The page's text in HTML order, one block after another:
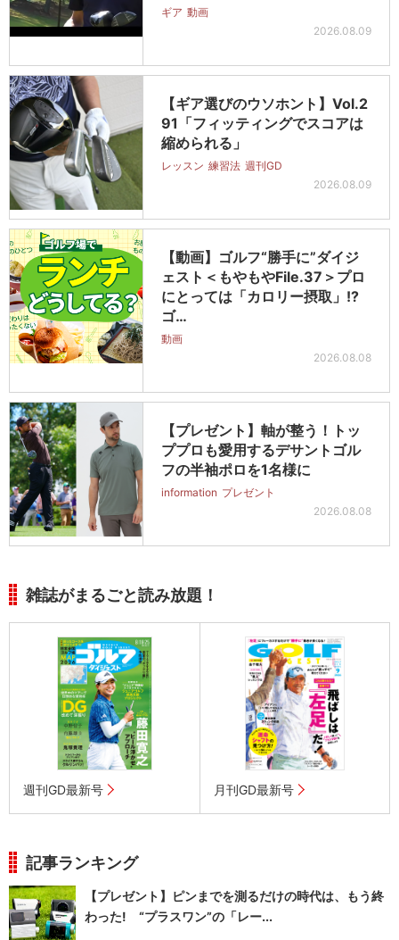
ギア 動画
2026.08.09
【ギア選びのウソホント】Vol.2
91「フィッティングでスコアは
縮められる」
レッスン 練習法 週刊GD
2026.08.09
【動画】ゴルフ“勝手に”ダイジ
ェスト＜もやもやFile.37＞プロ
にとっては「カロリー摂取」!?
ゴ…
動画
2026.08.08
【プレゼント】軸が整う！トッ
ププロも愛用するデサントゴル
フの半袖ポロを1名様に
information プレゼント
2026.08.08
雑誌がまるごと読み放題！
週刊GD最新号 月刊GD最新号
記事ランキング
【プレゼント】ピンまでを測るだけの時代は、もう終
わった! “プラスワン”の「レー...